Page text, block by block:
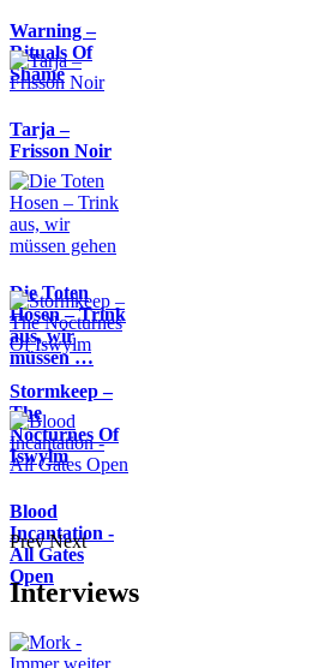
Warning –
Rituals Of
Shame
Tarja –
Frisson Noir
Die Toten
Hosen – Trink
aus, wir
müssen …
Stormkeep –
The
Nocturnes Of
Iswylm
Blood
Incantation -
All Gates
Open
Prev Next
Interviews